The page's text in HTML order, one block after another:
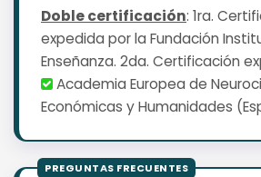
Doble certificación: 1ra.
expedida por la Fundación
Enseñanza. 2da. Certificación
Academia Europea de
Económicas y Humanidades